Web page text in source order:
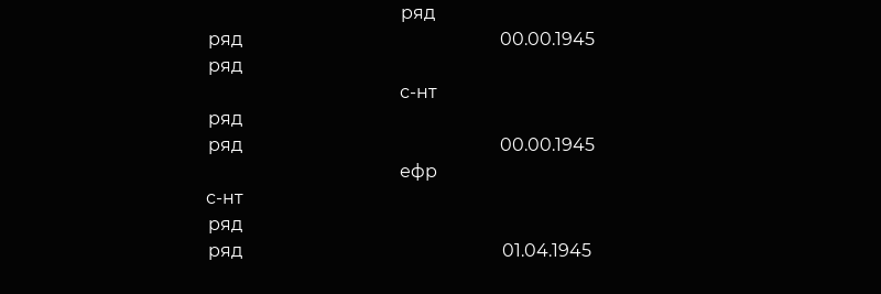
ряд
ряд
00.00.1945
ряд
с-нт
ряд
ряд
00.00.1945
ефр
с-нт
ряд
ряд
01.04.1945